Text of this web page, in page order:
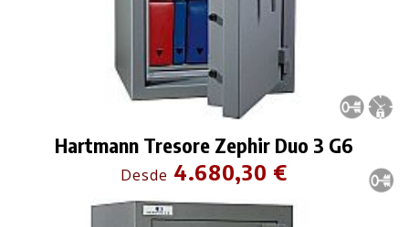
Hartmann Tresore Zephir Duo 3 G6
Desde 4.680,30 €